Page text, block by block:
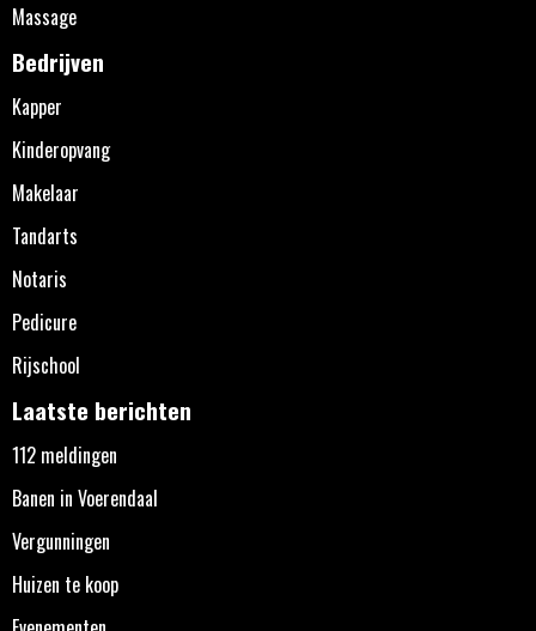
Massage
Bedrijven
Kapper
Kinderopvang
Makelaar
Tandarts
Notaris
Pedicure
Rijschool
Laatste berichten
112 meldingen
Banen in Voerendaal
Vergunningen
Huizen te koop